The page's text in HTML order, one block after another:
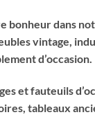
bonheur dans
vintage,
d’occasion.
et fauteuils
tableaux